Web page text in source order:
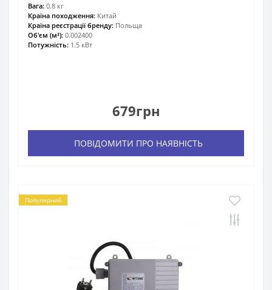
Вага: 0.8 кг
Країна походження: Китай
Країна реєстрації бренду: Польща
Об'єм (м³): 0.002400
Потужність: 1.5 кВт
679грн
ПОВІДОМИТИ ПРО НАЯВНІСТЬ
Популярний